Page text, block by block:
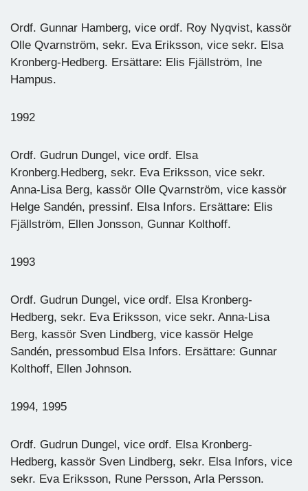
Ordf. Gunnar Hamberg, vice ordf. Roy Nyqvist, kassör
Olle Qvarnström, sekr. Eva Eriksson, vice sekr. Elsa
Kronberg-Hedberg. Ersättare: Elis Fjällström, Ine
Hampus.
1992
Ordf. Gudrun Dungel, vice ordf. Elsa
Kronberg.Hedberg, sekr. Eva Eriksson, vice sekr.
Anna-Lisa Berg, kassör Olle Qvarnström, vice kassör
Helge Sandén, pressinf. Elsa Infors. Ersättare: Elis
Fjällström, Ellen Jonsson, Gunnar Kolthoff.
1993
Ordf. Gudrun Dungel, vice ordf. Elsa Kronberg-
Hedberg, sekr. Eva Eriksson, vice sekr. Anna-Lisa
Berg, kassör Sven Lindberg, vice kassör Helge
Sandén, pressombud Elsa Infors. Ersättare: Gunnar
Kolthoff, Ellen Johnson.
1994, 1995
Ordf. Gudrun Dungel, vice ordf. Elsa Kronberg-
Hedberg, kassör Sven Lindberg, sekr. Elsa Infors, vice
sekr. Eva Eriksson, Rune Persson, Arla Persson.